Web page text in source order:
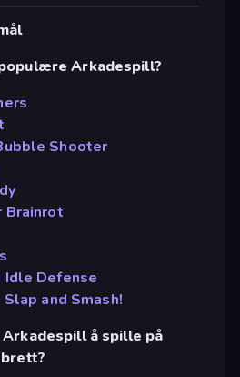
Arkadespill?
Shooter
Brainrot
Idle Defense
and Smash!
å spille på